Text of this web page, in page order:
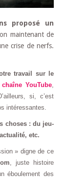
proposé un
maintenant de
crise de nerfs.
travail sur le
YouTube
si, c’est
intéressantes.
choses : du jeu-
etc.
» digne de ce
, juste histoire
éboulement des